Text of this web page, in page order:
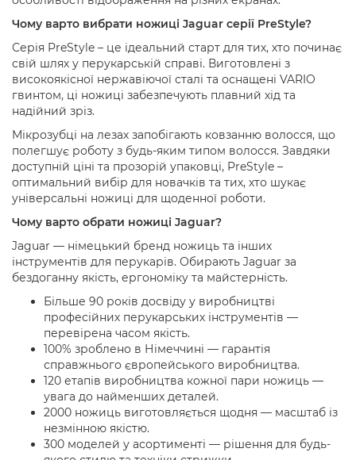
Чому варто вибрати ножиці Jaguar серії PreStyle?
Серія PreStyle – це ідеальний старт для тих, хто починає
свій шлях у перукарській справі. Виготовлені з
високоякісної нержавіючої сталі та оснащені VARIO
гвинтом, ці ножиці забезпечують плавний хід та
надійний зріз.
Мікрозубці на лезах запобігають ковзанню волосся, що
полегшує роботу з будь-яким типом волосся. Завдяки
доступній ціні та прозорій упаковці, PreStyle –
оптимальний вибір для новачків та тих, хто шукає
універсальні ножиці для щоденної роботи.
Чому варто обрати ножиці Jaguar?
Jaguar — німецький бренд ножиць та інших
інструментів для перукарів. Обирають Jaguar за
бездоганну якість, ергономіку та майстерність.
Більше 90 років досвіду у виробництві
професійних перукарських інструментів —
перевірена часом якість.
100% зроблено в Німеччині — гарантія
справжнього європейського виробництва.
120 етапів виробництва кожної пари ножиць —
увага до найменших деталей.
2000 ножиць виготовляється щодня — масштаб із
незмінною якістю.
300 моделей у асортименті — рішення для будь-